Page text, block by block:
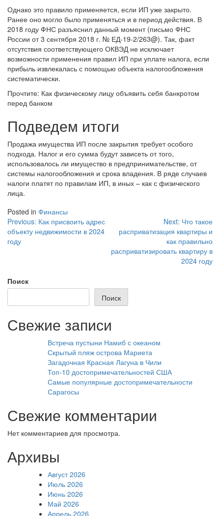
Однако это правило применяется, если ИП уже закрыто.
Ранее оно могло было применяться и в период действия. В
2018 году ФНС разъяснил данный момент (письмо ФНС
России от 3 сентября 2018 г. № ЕД-19-2/263@). Так, факт
отсутствия соответствующего ОКВЭД не исключает
возможности применения правил ИП при уплате налога, если
прибыль извлекалась с помощью объекта налогообложения
систематически.
Прочтите: Как физическому лицу объявить себя банкротом
перед банком
Подведем итоги
Продажа имущества ИП после закрытия требует особого
подхода. Налог и его сумма будут зависеть от того,
использовалось ли имущество в предпринимательстве, от
системы налогообложения и срока владения. В ряде случаев
налоги платят по правилам ИП, в иных – как с физического
лица.
Posted in Финансы
Навигация
по
Previous: Как присвоить адрес
объекту недвижимости в 2024
году
Next: Что такое
расприватизация квартиры и
как правильно
расприватизировать квартиру в
2024 году
Поиск
Поиск
Свежие записи
Встреча пустыни Намиб с океаном
Скрытый пляж острова Мариета
Загадочная Красная Лагуна в Чили
Топ-10 достопримечательностей США
Самые популярные достопримечательности
Сарагосы
Свежие комментарии
Нет комментариев для просмотра.
Архивы
Август 2026
Июль 2026
Июнь 2026
Май 2026
Апрель 2026